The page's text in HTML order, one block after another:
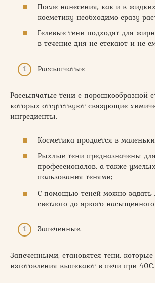
После нанесения, как и в
косметику необходимо сразу
Гелевые тени подходят для
в течение дня не стекают и не
Рассыпчатые
Рассыпчатые тени с порошкообразной
которых отсутствуют связующие
ингредиенты.
Косметика продается в
Рыхлые тени предназначены для
профессионалов, а также
пользования тенями;
С помощью теней можно задать
светлого до яркого
Запеченные.
Запеченными, становятся тени, которые
изготовления выпекают в печи при 40С.